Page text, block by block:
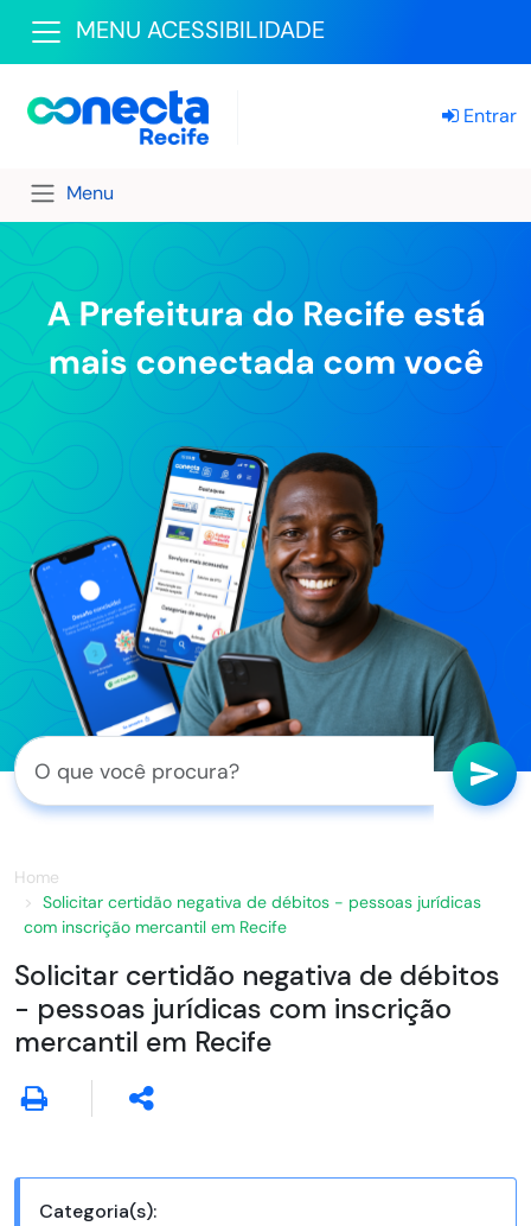
MENU ACESSIBILIDADE
Entrar
Menu
Home
Solicitar certidão negativa de débitos - pessoas jurídicas
com inscrição mercantil em Recife
Solicitar certidão negativa de débitos
- pessoas jurídicas com inscrição
mercantil em Recife
Categoria(s):